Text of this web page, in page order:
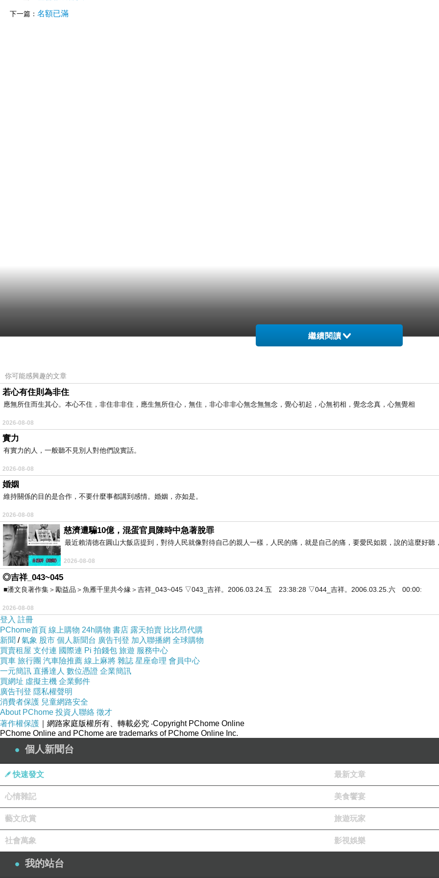
下一篇： 名額已滿
繼續閱讀
你可能感興趣的文章
若心有住則為非住
應無所住而生其心。本心不住，非住非非住，應生無所住心，無住，非心非非心無念無無念，覺心初起，心無初相，覺念念真，心無覺相
2026-08-08
實力
有實力的人，一般聽不見別人對他們說實話。
2026-08-08
婚姻
維持關係的目的是合作，不要什麼事都講到感情。婚姻，亦如是。
2026-08-08
慈濟遭騙10億，混蛋官員陳時中急著脫罪
最近賴清德在圓山大飯店提到，對待人民就像對待自己的親人一樣，人民的痛，就是自己的痛，要愛民如親，說的這麼好聽
2026-08-08
◎吉祥_043~045
■潘文良著作集＞勵益品＞魚雁千里共今緣＞吉祥_043~045 ▽043_吉祥。2006.03.24.五 23:38:28 ▽044_吉祥。2006.03.25.六 00:00:
2026-08-08
登入 註冊
PChome首頁 線上購物 24h購物 書店 露天拍賣 比比昂代購
新聞 /氣象 股市 個人新聞台 廣告刊登 加入聯播網 全球購物
買賣租屋 支付連 國際連 Pi 拍錢包 旅遊 服務中心
買車 旅行團 汽車險推薦 線上麻將 雜誌 星座命理 會員中心
一元簡訊 直播達人 數位憑證 企業簡訊
買網址 虛擬主機 企業郵件
廣告刊登 隱私權聲明
消費者保護 兒童網路安全
About PChome 投資人聯絡 徵才
著作權保護 ｜網路家庭版權所有、轉載必究 ‧Copyright PChome Online
PChome Online and PChome are trademarks of PChome Online Inc.
個人新聞台
快速發文 最新文章
心情雜記 美食饗宴
藝文欣賞 旅遊玩家
社會萬象 影視娛樂
我的站台